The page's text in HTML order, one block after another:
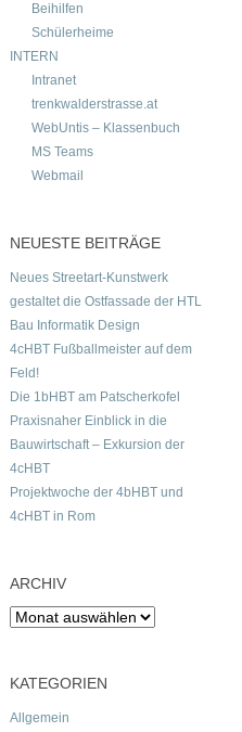
Beihilfen
Schülerheime
INTERN
Intranet
trenkwalderstrasse.at
WebUntis – Klassenbuch
MS Teams
Webmail
NEUESTE BEITRÄGE
Neues Streetart-Kunstwerk
gestaltet die Ostfassade der HTL
Bau Informatik Design
4cHBT Fußballmeister auf dem
Feld!
Die 1bHBT am Patscherkofel
Praxisnaher Einblick in die
Bauwirtschaft – Exkursion der
4cHBT
Projektwoche der 4bHBT und
4cHBT in Rom
ARCHIV
Archiv
KATEGORIEN
Allgemein